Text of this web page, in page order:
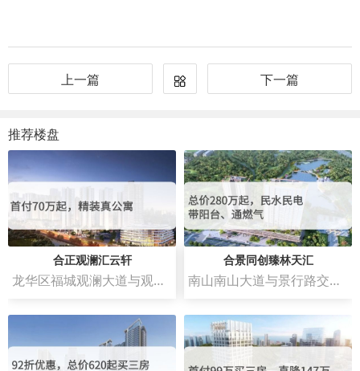
上一篇 下一篇
推荐楼盘
合正观澜汇云轩
龙华区福城观澜大道与观澜人民路交汇处西南侧
合景同创臻林天汇
南山南山大道与景行路交汇处西南侧